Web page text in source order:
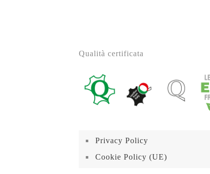
Qualità certificata
Privacy Policy
Cookie Policy (UE)